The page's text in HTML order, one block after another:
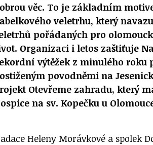
věc. To je základním
veletrhu, který
pořádaných pro
Organizaci i letos zaštiťuje
výtěžek z minulého
povodněmi na
Otevřeme zahradu, který
na sv. Kopečku u
Heleny Morávkové a spolek